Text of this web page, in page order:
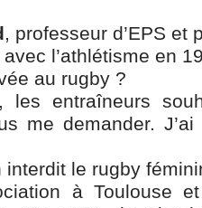
, professeur d’EPS et
l’athlétisme en
au rugby ?
les entraîneurs
me demander.
le rugby
à Toulouse